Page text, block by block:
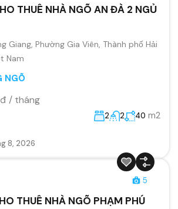
THUÊ NHÀ NGÕ AN ĐÀ 2 NGỦ
Giang, Phường Gia Viên, Thành phố Hải
Nam
NGÕ
/ tháng
2 2 40 m2
8, 2026
5
THUÊ NHÀ NGÕ PHẠM PHÚ